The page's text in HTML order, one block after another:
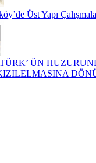
Üst Yapı
ÜN